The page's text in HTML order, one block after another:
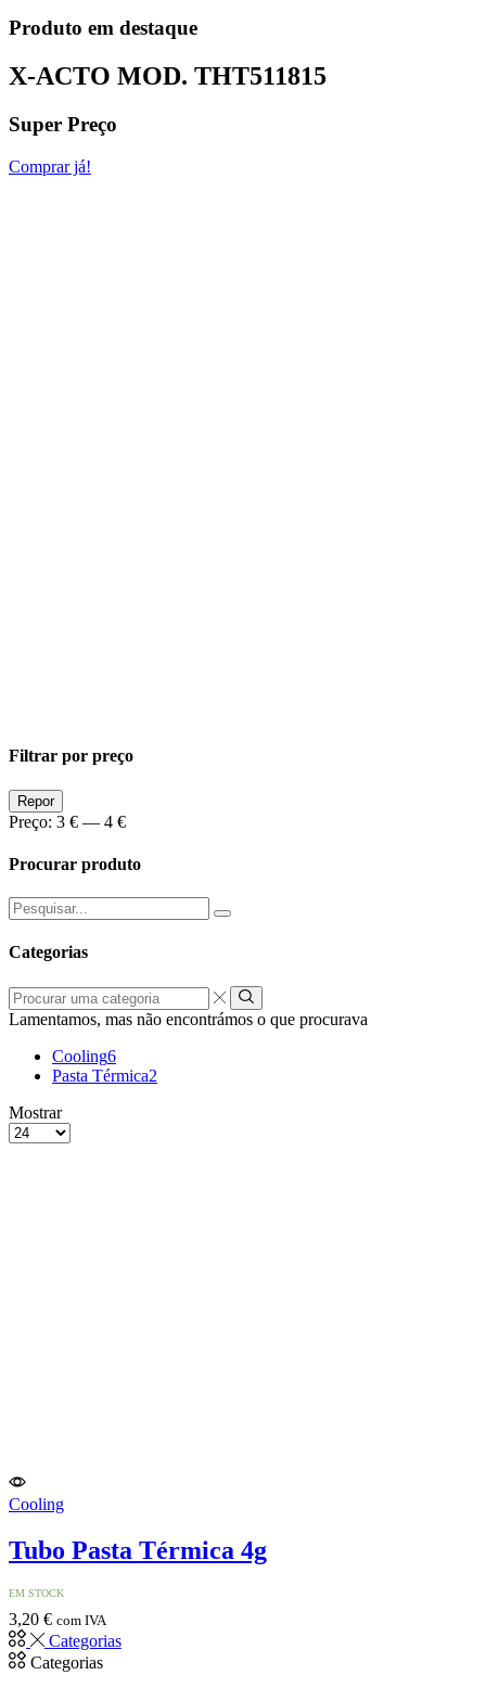
Produto em destaque
X-ACTO MOD. THT511815
Super Preço
Comprar já!
Filtrar por preço
Preço
Min
Preço
Max
Repor
Preço: 3 € — 4 €
Procurar produto
Pesquisar
por:
Categorias
uma
categoria
Lamentamos, mas não encontrámos o que procurava
Cooling6
Pasta Térmica2
grelha
de
Lista
Mostrar
Produtos
Cooling
Tubo Pasta Térmica 4g
EM STOCK
3,20 € com IVA
Categorias
Categorias